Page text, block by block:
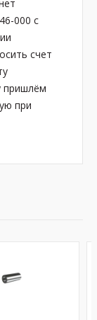
000 с
счет
пришлём
при